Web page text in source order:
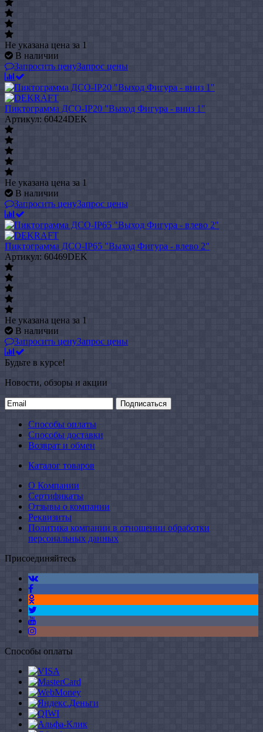
Не указана цена за 1
В наличии
Запросить ценуЗапрос цены
Пиктограмма ДСО-IP20 "Выход Фигура - вниз 1"
Артикул: 60424DEK
Не указана цена за 1
В наличии
Запросить ценуЗапрос цены
Пиктограмма ДСО-IP65 "Выход Фигура - влево 2"
Артикул: 60469DEK
Не указана цена за 1
В наличии
Запросить ценуЗапрос цены
Будьте в курсе!
Новости, обзоры и акции
Подписаться
Способы оплаты
Способы доставки
Возврат и обмен
Каталог товаров
О Компании
Сертификаты
Отзывы о компании
Реквизиты
Политика компании в отношении обработки
персональных данных
Присоединяйтесь
Способы оплаты